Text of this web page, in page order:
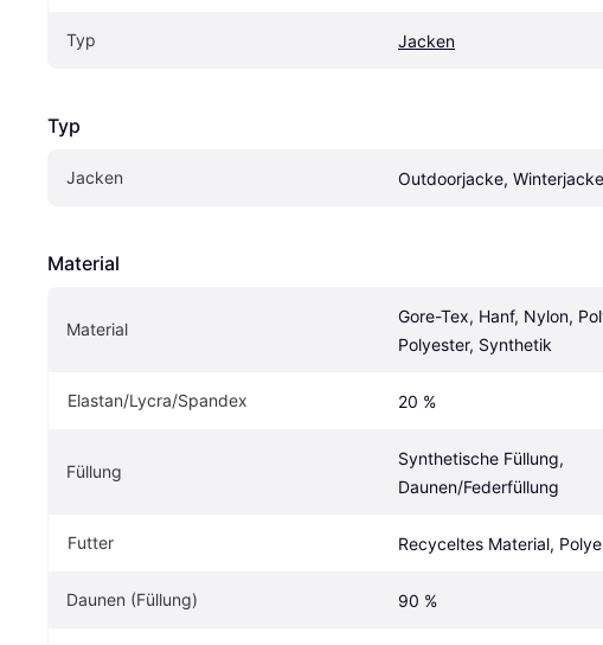
Typ Jacken
Typ
Jacken Outdoorjacke, Winterjacke
Material
Material
Gore-Tex, Hanf, Nylon,
Polyester, Synthetik
Elastan/Lycra/Spandex 20 %
Füllung
Synthetische Füllung,
Daunen/Federfüllung
Futter Recyceltes Material,
Daunen (Füllung) 90 %